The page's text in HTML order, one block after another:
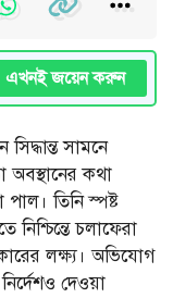
জয়েন করুন
সামনে
অবস্থানের কথা
পাল। তিনি স্পষ্ট
চলাফেরা
লক্ষ্য। অভিযোগ
দেওয়া